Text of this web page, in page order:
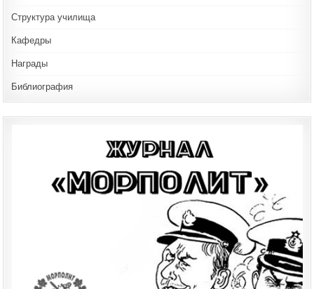
Структура училища
Кафедры
Награды
Библиография